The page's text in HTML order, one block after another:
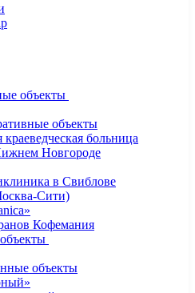
объекты
объекты
краеведческая больница
Новгороде
в Свиблове
Сити)
Кофемания
объекты